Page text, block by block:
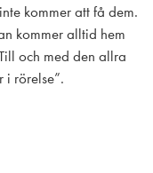
kommer att få dem.
kommer alltid hem
och med den allra
i rörelse”.